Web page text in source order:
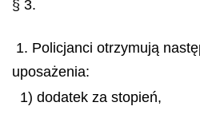
§ 3.
1. Policjanci otrzymują
uposażenia:
1) dodatek za stopień,